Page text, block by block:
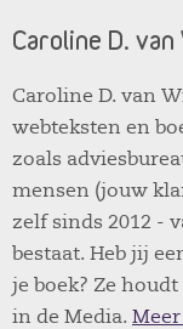
Caroline D. van
Caroline D. van
webteksten en
zoals
mensen (jouw
zelf sinds 2012 -
bestaat. Heb jij
je boek? Ze
in de Media.